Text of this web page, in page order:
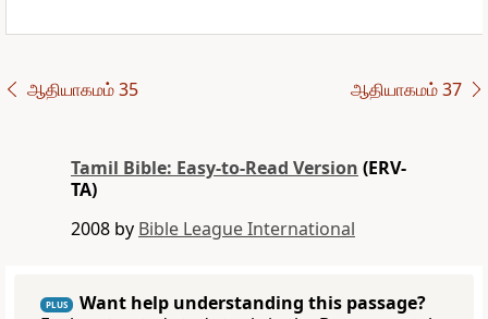
ஆதியாகமம் 35 ஆதியாகமம் 37
Tamil Bible: Easy-to-Read Version (ERV-
TA)
2008 by Bible League International
PLUS
Want help understanding this passage?